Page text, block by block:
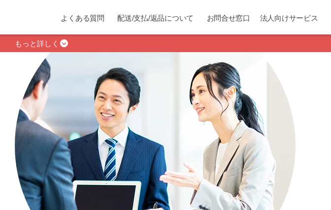
よくある質問 配送/支払/返品について お問合せ窓口 法人向けサービス
もっと詳しく